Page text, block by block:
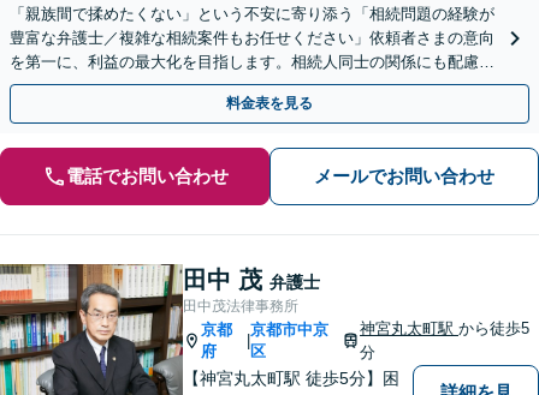
「親族間で揉めたくない」という不安に寄り添う「相続問題の経験が
豊富な弁護士／複雑な相続案件もお任せください」依頼者さまの意向
を第一に、利益の最大化を目指します。相続人同士の関係にも配慮
し、きめ細やかに対応
料金表を見る
電話でお問い合わせ メールでお問い合わせ
田中 茂 弁護士
田中茂法律事務所
京都
府
|
京都市中京
区
神宮丸太町駅から徒歩5
分
【神宮丸太町駅 徒歩5分】困